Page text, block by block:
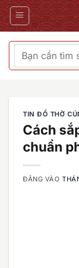
Bỏ
qua
Tìm
kiếm:
TIN ĐỒ THỜ
Cách
chuẩn
ĐĂNG VÀO